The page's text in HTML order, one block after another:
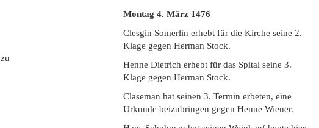
Montag 4. März 1476
Clesgin Somerlin erhebt für die Kirche seine 2.
Klage gegen Herman Stock.
Henne Dietrich erhebt für das Spital seine 3.
Klage gegen Herman Stock.
Claseman hat seinen 3. Termin erbeten, eine
Urkunde beizubringen gegen Henne Wiener.